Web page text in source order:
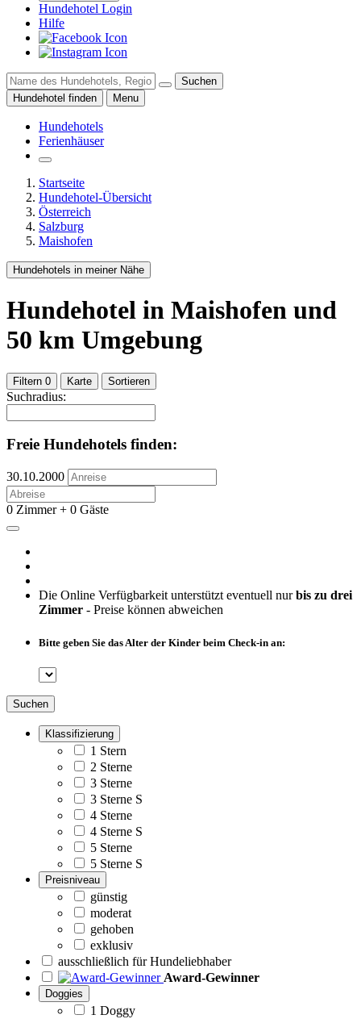
Hundehotel Login
Hilfe
Suchen
Hundehotel finden
Menu
Hundehotels
Ferienhäuser
Startseite
Hundehotel-Übersicht
Österreich
Salzburg
Maishofen
Hundehotels in meiner Nähe
Hundehotel in Maishofen und
50 km Umgebung
Filtern 0 Karte Sortieren
Suchradius:
Freie Hundehotels finden:
30.10.2000
0 Zimmer + 0 Gäste
Die Online Verfügbarkeit unterstützt eventuell nurbis zu drei
Zimmer - Preise können abweichen
Bitte geben Sie das Alter der Kinder beim Check-in an:
Suchen
Klassifizierung
1 Stern
2 Sterne
3 Sterne
3 Sterne S
4 Sterne
4 Sterne S
5 Sterne
5 Sterne S
Preisniveau
günstig
moderat
gehoben
exklusiv
ausschließlich für Hundeliebhaber
Award-Gewinner
Doggies
1 Doggy